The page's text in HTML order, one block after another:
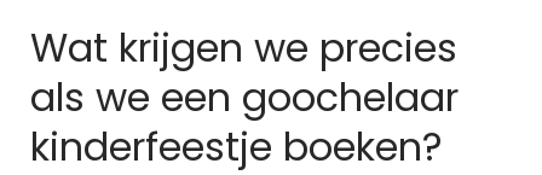
Wat krijgen we precies
als we een goochelaar
kinderfeestje boeken?